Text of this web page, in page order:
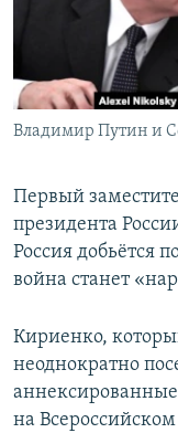
Владимир Путин и
Первый
президента
Россия добьётся
война станет
Кириенко,
неоднократно
аннексированные
на